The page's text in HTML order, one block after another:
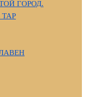
ГОРОД.